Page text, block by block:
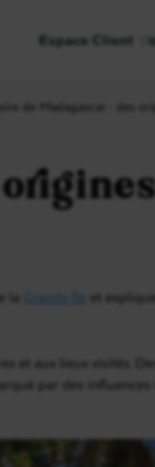
Espace Client
de Madagascar : des
la Grande Île
et
et aux lieux visités.
par des influences